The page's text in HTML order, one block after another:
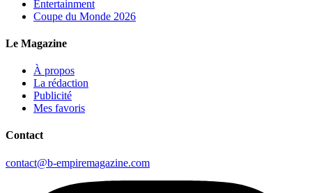
Entertainment
Coupe du Monde 2026
Le Magazine
À propos
La rédaction
Publicité
Mes favoris
Contact
contact@b-empiremagazine.com